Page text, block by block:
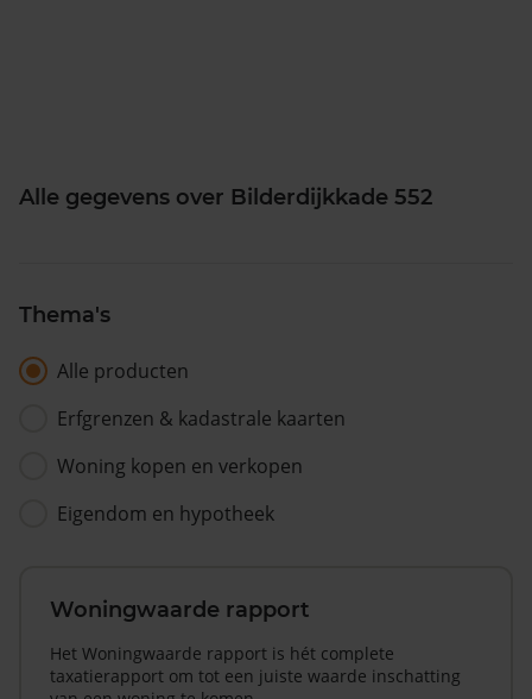
Alle gegevens over Bilderdijkkade 552
Thema's
Alle producten
Erfgrenzen & kadastrale kaarten
Woning kopen en verkopen
Eigendom en hypotheek
Woningwaarde rapport
Het Woningwaarde rapport is hét complete
taxatierapport om tot een juiste waarde inschatting